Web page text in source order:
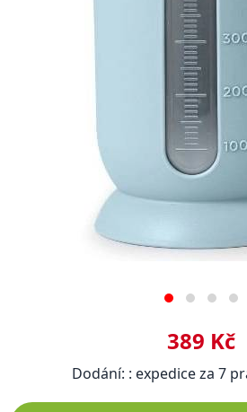
389 Kč
Dodání: : expedice za 7